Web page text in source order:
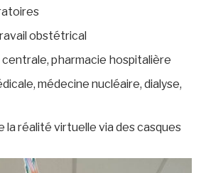
obstétrical
pharmacie hospitalière
médecine nucléaire, dialyse,
la réalité virtuelle via des casques